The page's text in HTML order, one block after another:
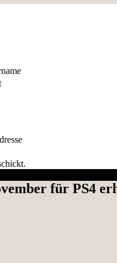
für PS4